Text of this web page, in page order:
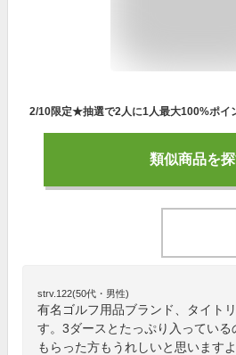
類似商品を
strv.122(50代・男性)
有名ゴルフ用品ブランド、タイト
す。3ダースとたっぷり入ってい
もらった方もうれしいと思いますよ